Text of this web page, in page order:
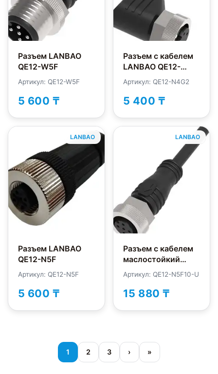
Разъем LANBAO
QE12-W5F
Артикул: QE12-W5F
5 600 ₸
Разъем с кабелем
LANBAO QE12-
N4G2
Артикул: QE12-N4G2
5 400 ₸
LANBAO
Разъем LANBAO
QE12-N5F
Артикул: QE12-N5F
5 600 ₸
LANBAO
Разъем с кабелем
маслостойкий
LANBAO QE12-
N5F10-U
Артикул: QE12-N5F10-U
15 880 ₸
1 2 3 › »